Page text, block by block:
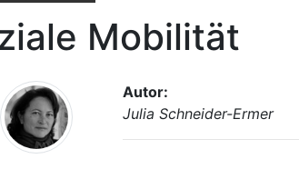
Mobilität
Autor:
Julia Schneider-Ermer